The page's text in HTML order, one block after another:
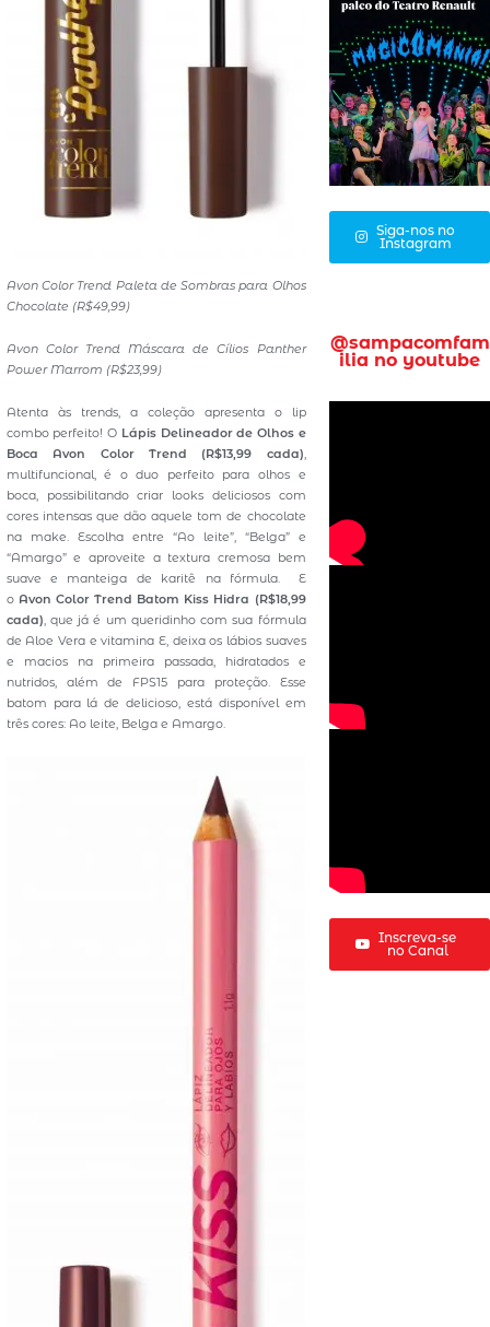
Avon Color Trend Paleta de Sombras para Olhos
Chocolate (R$49,99)
Avon Color Trend Máscara de Cílios Panther
Power Marrom (R$23,99)
Atenta às trends, a coleção apresenta o lip
combo perfeito! O Lápis Delineador de Olhos e
Boca Avon Color Trend (R$13,99 cada),
multifuncional, é o duo perfeito para olhos e
boca, possibilitando criar looks deliciosos com
cores intensas que dão aquele tom de chocolate
na make. Escolha entre “Ao leite”, “Belga” e
“Amargo” e aproveite a textura cremosa bem
suave e manteiga de karitê na fórmula. E
o Avon Color Trend Batom Kiss Hidra (R$18,99
cada), que já é um queridinho com sua fórmula
de Aloe Vera e vitamina E, deixa os lábios suaves
e macios na primeira passada, hidratados e
nutridos, além de FPS15 para proteção. Esse
batom para lá de delicioso, está disponível em
três cores: Ao leite, Belga e Amargo.
Siga-nos no
Instagram
@sampacomfam
ilia no youtube
Inscreva-se
no Canal